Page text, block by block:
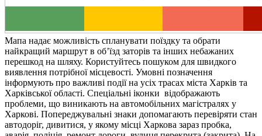
Мапа надає можливість спланувати поїздку та обрати
найкращий маршрут в об’їзд заторів та інших небажаних
перешкод на шляху. Користуйтесь пошуком для швидкого
виявлення потрібної місцевості. Умовні позначення
інформують про важливі події на усіх трасах міста Харків та
Харківської області. Спеціальні іконки відображають
проблеми, що виникають на автомобільних магістралях у
Харкові. Попереджувальні знаки допомагають перевіряти стан
автодоріг, дивитися, у якому місці Харкова зараз пробка,